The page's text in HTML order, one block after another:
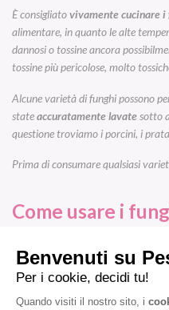
È consigliatovivamentecucinare i
alimentare, in quanto le alte
dannosi o tossine ancora
tossine più pericolose, molto
Alcune varietà di funghi possono
stateaccuratamente lavatesotto
questione troviamo i porcini, i
Prima di consumare qualsiasi
Come usare i
fantasia in cucina. Ecco alcune
davvero tutti!